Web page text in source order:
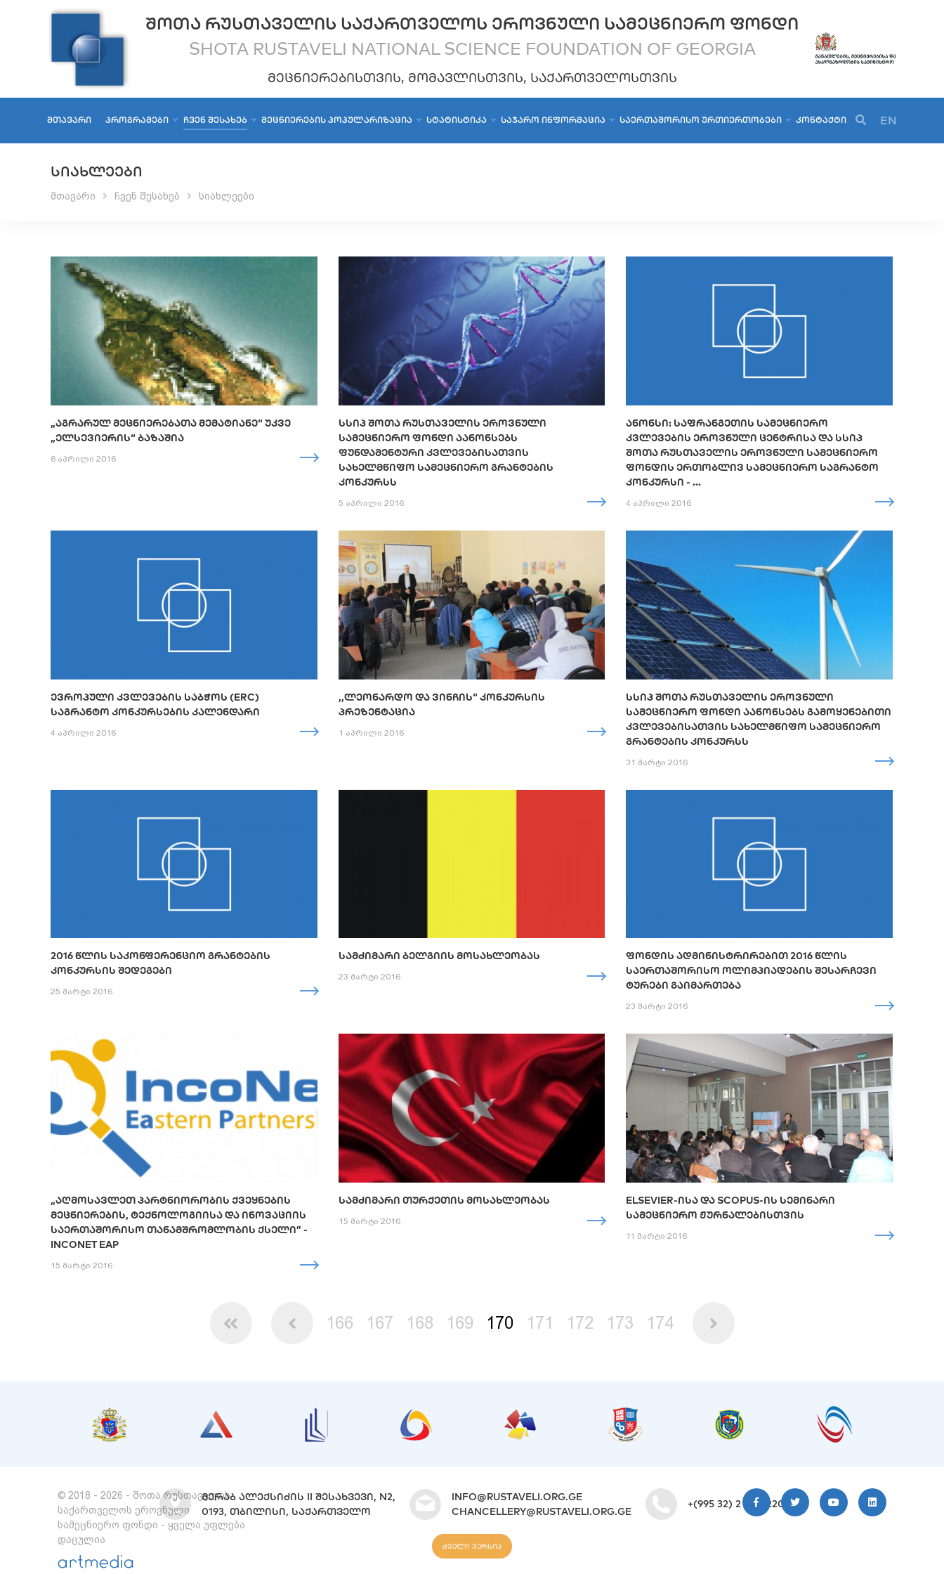
ᲨᲝᲗᲐ ᲠᲣᲡᲗᲐᲕᲔᲚᲘᲡ ᲡᲐᲥᲐᲠᲗᲕᲔᲚᲝᲡ ᲔᲠᲝᲕᲜᲣᲚᲘ ᲡᲐᲛᲔᲪᲜᲘᲔᲠᲝ ᲤᲝᲜᲓᲘ
SHOTA RUSTAVELI NATIONAL SCIENCE FOUNDATION OF GEORGIA
ᲛᲔᲪᲜᲘᲔᲠᲔᲑᲘᲡᲗᲕᲘᲡ, ᲛᲝᲛᲐᲕᲚᲘᲡᲗᲕᲘᲡ, ᲡᲐᲥᲐᲠᲗᲕᲔᲚᲝᲡᲗᲕᲘᲡ
ᲛᲗᲐᲕᲐᲠᲘ ᲞᲠᲝᲒᲠᲐᲛᲔᲑᲘ ᲩᲕᲔᲜ ᲨᲔᲡᲐᲮᲔᲑ ᲛᲔᲪᲜᲘᲔᲠᲔᲑᲘᲡ ᲞᲝᲞᲣᲚᲐᲠᲘᲖᲐᲪᲘᲐ ᲡᲢᲐᲢᲘᲡᲢᲘᲙᲐ ᲡᲐᲯᲐᲠᲝ ᲘᲜᲤᲝᲠᲛᲐᲪᲘᲐ ᲡᲐᲔᲠᲗᲐᲨᲝᲠᲘᲡᲝ ᲣᲠᲗᲘᲔᲠᲗᲝᲑᲔᲑᲘ ᲙᲝᲜᲢᲐᲥᲢᲘ EN
ᲡᲘᲐᲮᲚᲔᲔᲑᲘ
მთავარი ჩვენ შესახებ სიახლეები
„ᲐᲒᲠᲐᲠᲣᲚ ᲛᲔᲪᲜᲘᲔᲠᲔᲑᲐᲗᲐ ᲛᲔᲛᲐᲢᲘᲐᲜᲔ“ ᲣᲙᲕᲔ
„ᲔᲚᲡᲔᲕᲘᲔᲠᲘᲡ“ ᲑᲐᲖᲐᲨᲘᲐ
6 აპრილი 2016
ᲡᲡᲘᲞ ᲨᲝᲗᲐ ᲠᲣᲡᲗᲐᲕᲔᲚᲘᲡ ᲔᲠᲝᲕᲜᲣᲚᲘ
ᲡᲐᲛᲔᲪᲜᲘᲔᲠᲝ ᲤᲝᲜᲓᲘ ᲐᲐᲜᲝᲜᲡᲔᲑᲡ
ᲤᲣᲜᲓᲐᲛᲔᲜᲢᲣᲠᲘ ᲙᲕᲚᲔᲕᲔᲑᲘᲡᲐᲗᲕᲘᲡ
ᲡᲐᲮᲔᲚᲛᲬᲘᲤᲝ ᲡᲐᲛᲔᲪᲜᲘᲔᲠᲝ ᲒᲠᲐᲜᲢᲔᲑᲘᲡ
ᲙᲝᲜᲙᲣᲠᲡᲡ
5 აპრილი 2016
ᲐᲜᲝᲜᲡᲘ: ᲡᲐᲤᲠᲐᲜᲒᲔᲗᲘᲡ ᲡᲐᲛᲔᲪᲜᲘᲔᲠᲝ
ᲙᲕᲚᲔᲕᲔᲑᲘᲡ ᲔᲠᲝᲕᲜᲣᲚᲘ ᲪᲔᲜᲢᲠᲘᲡᲐ ᲓᲐ ᲡᲡᲘᲞ
ᲨᲝᲗᲐ ᲠᲣᲡᲗᲐᲕᲔᲚᲘᲡ ᲔᲠᲝᲕᲜᲣᲚᲘ ᲡᲐᲛᲔᲪᲜᲘᲔᲠᲝ
ᲤᲝᲜᲓᲘᲡ ᲔᲠᲗᲝᲑᲚᲘᲕ ᲡᲐᲛᲔᲪᲜᲘᲔᲠᲝ ᲡᲐᲒᲠᲐᲜᲢᲝ
ᲙᲝᲜᲙᲣᲠᲡᲘ - ...
4 აპრილი 2016
ᲔᲕᲠᲝᲞᲣᲚᲘ ᲙᲕᲚᲔᲕᲔᲑᲘᲡ ᲡᲐᲑᲭᲝᲡ (ERC)
ᲡᲐᲒᲠᲐᲜᲢᲝ ᲙᲝᲜᲙᲣᲠᲡᲔᲑᲘᲡ ᲙᲐᲚᲔᲜᲓᲐᲠᲘ
4 აპრილი 2016
,,ᲚᲔᲝᲜᲐᲠᲓᲝ ᲓᲐ ᲕᲘᲜᲩᲘᲡ“ ᲙᲝᲜᲙᲣᲠᲡᲘᲡ
ᲞᲠᲔᲖᲔᲜᲢᲐᲪᲘᲐ
1 აპრილი 2016
ᲡᲡᲘᲞ ᲨᲝᲗᲐ ᲠᲣᲡᲗᲐᲕᲔᲚᲘᲡ ᲔᲠᲝᲕᲜᲣᲚᲘ
ᲡᲐᲛᲔᲪᲜᲘᲔᲠᲝ ᲤᲝᲜᲓᲘ ᲐᲐᲜᲝᲜᲡᲔᲑᲡ ᲒᲐᲛᲝᲧᲔᲜᲔᲑᲘᲗᲘ
ᲙᲕᲚᲔᲕᲔᲑᲘᲡᲐᲗᲕᲘᲡ ᲡᲐᲮᲔᲚᲛᲬᲘᲤᲝ ᲡᲐᲛᲔᲪᲜᲘᲔᲠᲝ
ᲒᲠᲐᲜᲢᲔᲑᲘᲡ ᲙᲝᲜᲙᲣᲠᲡᲡ
31 მარტი 2016
2016 ᲬᲚᲘᲡ ᲡᲐᲙᲝᲜᲤᲔᲠᲔᲜᲪᲘᲝ ᲒᲠᲐᲜᲢᲔᲑᲘᲡ
ᲙᲝᲜᲙᲣᲠᲡᲘᲡ ᲨᲔᲓᲔᲒᲔᲑᲘ
25 მარტი 2016
ᲡᲐᲛᲫᲘᲛᲐᲠᲘ ᲑᲔᲚᲒᲘᲘᲡ ᲛᲝᲡᲐᲮᲚᲔᲝᲑᲐᲡ
23 მარტი 2016
ᲤᲝᲜᲓᲘᲡ ᲐᲓᲛᲘᲜᲘᲡᲢᲠᲘᲠᲔᲑᲘᲗ 2016 ᲬᲚᲘᲡ
ᲡᲐᲔᲠᲗᲐᲨᲝᲠᲘᲡᲝ ᲝᲚᲘᲛᲞᲘᲐᲓᲔᲑᲘᲡ ᲨᲔᲡᲐᲠᲩᲔᲕᲘ
ᲢᲣᲠᲔᲑᲘ ᲒᲐᲘᲛᲐᲠᲗᲔᲑᲐ
23 მარტი 2016
„ᲐᲦᲛᲝᲡᲐᲕᲚᲔᲗ ᲞᲐᲠᲢᲜᲘᲝᲠᲝᲑᲘᲡ ᲥᲕᲔᲧᲜᲔᲑᲘᲡ
ᲛᲔᲪᲜᲘᲔᲠᲔᲑᲘᲡ, ᲢᲔᲥᲜᲝᲚᲝᲒᲘᲘᲡᲐ ᲓᲐ ᲘᲜᲝᲕᲐᲪᲘᲘᲡ
ᲡᲐᲔᲠᲗᲐᲨᲝᲠᲘᲡᲝ ᲗᲐᲜᲐᲛᲨᲠᲝᲛᲚᲝᲑᲘᲡ ᲥᲡᲔᲚᲘ” -
INCONET EAP
15 მარტი 2016
ᲡᲐᲛᲫᲘᲛᲐᲠᲘ ᲗᲣᲠᲥᲔᲗᲘᲡ ᲛᲝᲡᲐᲮᲚᲔᲝᲑᲐᲡ
15 მარტი 2016
ELSEVIER-ᲘᲡᲐ ᲓᲐ SCOPUS-ᲘᲡ ᲡᲔᲛᲘᲜᲐᲠᲘ
ᲡᲐᲛᲔᲪᲜᲘᲔᲠᲝ ᲟᲣᲠᲜᲐᲚᲔᲑᲘᲡᲗᲕᲘᲡ
11 მარტი 2016
166 167 168 169 170 171 172 173 174
© 2018 - 2026 - შოთა რუსთაველის
საქართველოს ეროვნული
სამეცნიერო ფონდი - ყველა უფლება
დაცულია
ᲛᲔᲠᲐᲑ ᲐᲚᲔᲥᲡᲘᲫᲘᲡ II ᲨᲔᲡᲐᲮᲕᲔᲕᲘ, N2,
0193, ᲗᲑᲘᲚᲘᲡᲘ, ᲡᲐᲥᲐᲠᲗᲕᲔᲚᲝ
INFO@RUSTAVELI.ORG.GE
CHANCELLERY@RUSTAVELI.ORG.GE
+(995 32) 2 200 220
ძველი ვერსია